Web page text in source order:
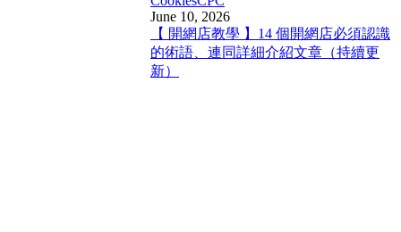
June 10, 2026
【 開網店教學 】14 個開網店必須認識
的術語、連同詳細介紹文章（持續更
新）